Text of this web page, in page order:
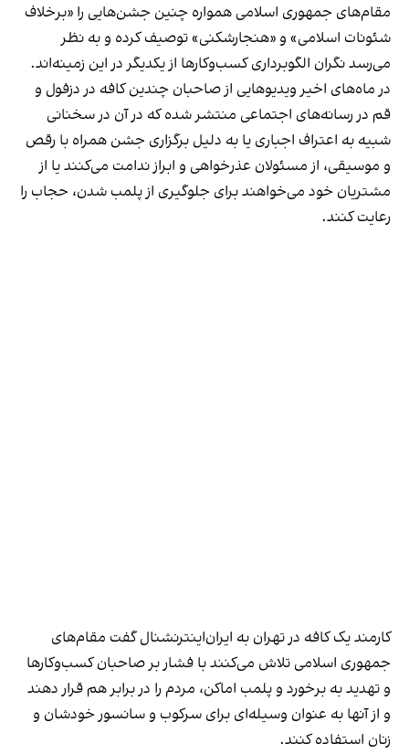
مقام‌های جمهوری اسلامی همواره چنین جشن‌هایی را «برخلاف
شئونات اسلامی» و «هنجارشکنی» توصیف کرده و به نظر
می‌رسد نگران الگوبرداری کسب‌وکارها از یکدیگر در این زمینه‌اند.
در ماه‌های اخیر ویدیوهایی از صاحبان چندین کافه در دزفول و
قم در رسانه‌های اجتماعی منتشر شده که در آن در سخنانی
شبیه به اعتراف اجباری یا به دلیل برگزاری جشن همراه با رقص
و موسیقی، از مسئولان عذرخواهی و ابراز ندامت می‌کنند یا از
مشتریان خود می‌خواهند برای جلوگیری از پلمب شدن، حجاب را
رعایت کنند.
کارمند یک کافه در تهران به ایران‌اینترنشنال گفت مقام‌های
جمهوری اسلامی تلاش می‌کنند با فشار بر صاحبان کسب‌وکارها
و تهدید به برخورد و پلمب اماکن، مردم را در برابر هم قرار دهند
و از آنها به عنوان وسیله‌ای برای سرکوب و سانسور خودشان و
زنان استفاده کنند.